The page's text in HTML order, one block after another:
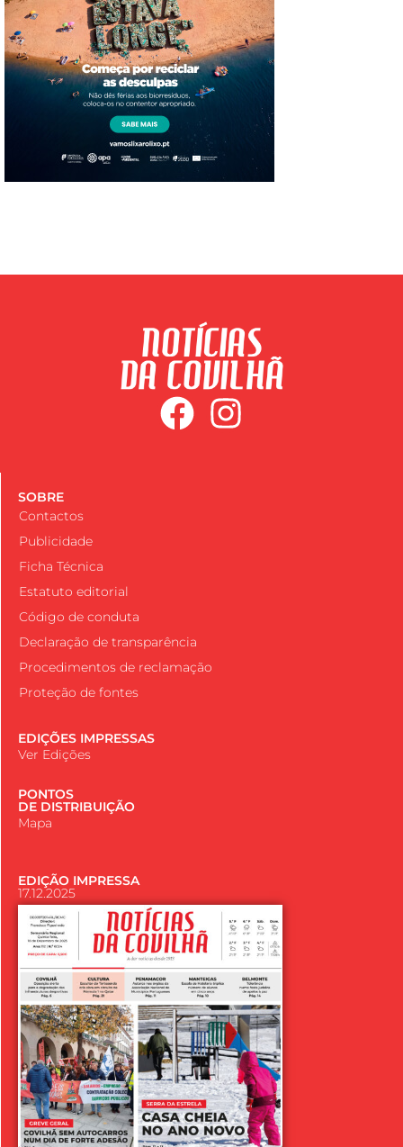
SOBRE
Contactos
Publicidade
Ficha Técnica
Estatuto editorial
Código de conduta
Declaração de transparência
Procedimentos de reclamação
Proteção de fontes
EDIÇÕES IMPRESSAS
Ver Edições
PONTOS
DE DISTRIBUIÇÃO
Mapa
EDIÇÃO IMPRESSA
17.12.2025